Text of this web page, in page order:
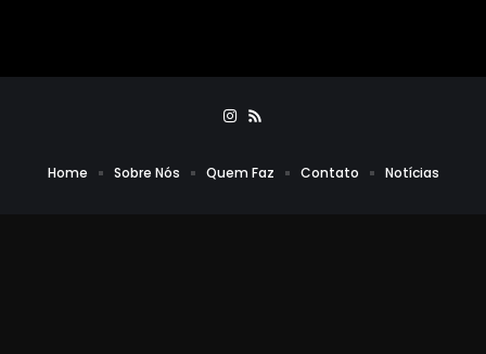
Home Sobre Nós Quem Faz Contato Notícias